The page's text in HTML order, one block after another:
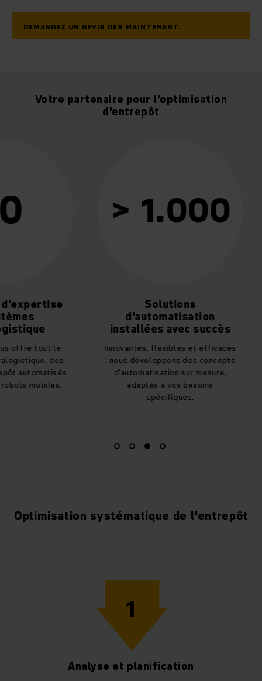
DEMANDEZ UN DEVIS DÈS MAINTENANT.
Votre partenaire pour l'optimisation
d'entrepôt
> 1.000
Solutions
d'automatisation
installées avec succès
Innovantes, flexibles et efficaces
: nous développons des concepts
d'automatisation sur mesure,
adaptés à vos besoins
>
Personnel
support à
Notre
service
et garantit une
élevée
Optimisation systématique de l'entrepôt
1
Analyse et planification